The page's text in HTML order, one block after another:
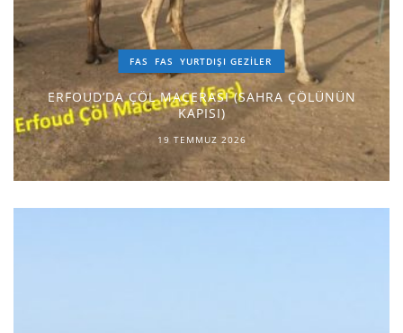
FAS FAS YURTDIŞI GEZILER
ERFOUD’DA ÇÖL MACERASI (SAHRA ÇÖLÜNÜN
KAPISI)
19 TEMMUZ 2026